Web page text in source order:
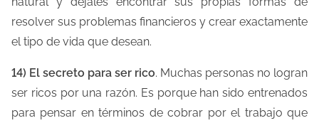
resolver sus problemas financieros y crear exactamente
el tipo de vida que desean.
14) El secreto para ser rico. Muchas personas no logran
ser ricos por una razón. Es porque han sido entrenados
para pensar en términos de cobrar por el trabajo que